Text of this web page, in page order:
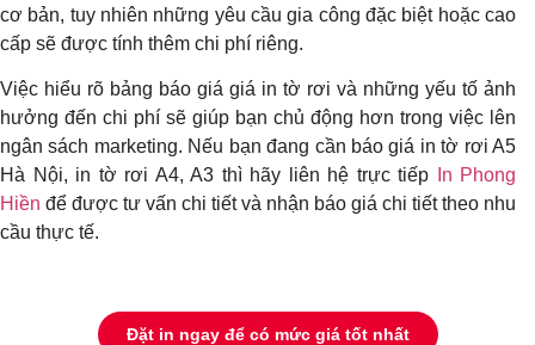
cơ bản, tuy nhiên những yêu cầu gia công đặc biệt hoặc cao
cấp sẽ được tính thêm chi phí riêng.
Việc hiểu rõ bảng báo giá giá in tờ rơi và những yếu tố ảnh
hưởng đến chi phí sẽ giúp bạn chủ động hơn trong việc lên
ngân sách marketing. Nếu bạn đang cần báo giá in tờ rơi A5
Hà Nội, in tờ rơi A4, A3 thì hãy liên hệ trực tiếp
In Phong
Hiền để được tư vấn chi tiết và nhận báo giá chi tiết theo nhu
cầu thực tế.
Đặt in ngay để có mức giá tốt nhất